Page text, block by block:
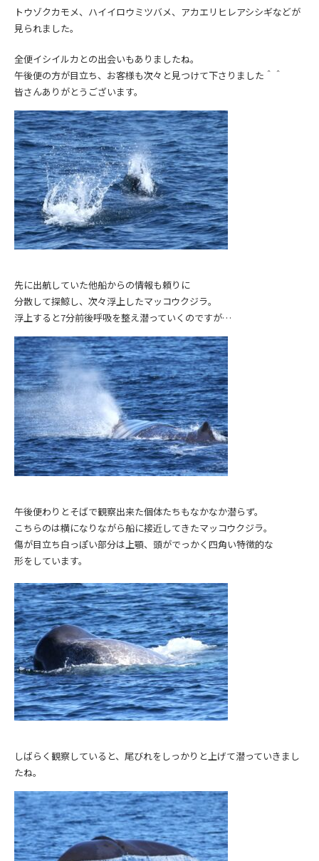
トウゾクカモメ、ハイイロウミツバメ、アカエリヒレアシシギなどが
見られました。
全便イシイルカとの出会いもありましたね。
午後便の方が目立ち、お客様も次々と見つけて下さりました＾＾
皆さんありがとうございます。
先に出航していた他船からの情報も頼りに
分散して探鯨し、次々浮上したマッコウクジラ。
浮上すると7分前後呼吸を整え潜っていくのですが…
午後便わりとそばで観察出来た個体たちもなかなか潜らず。
こちらのは横になりながら船に接近してきたマッコウクジラ。
傷が目立ち白っぽい部分は上顎、頭がでっかく四角い特徴的な
形をしています。
しばらく観察していると、尾びれをしっかりと上げて潜っていきまし
たね。